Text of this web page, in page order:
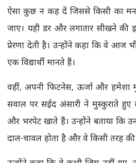
ऐसा कुछ न कह दें जिससे किसी का मन
जाए। यही डर और लगातार सीखने की
प्रेरणा देती है। उन्होंने कहा कि वे आज
एक विद्यार्थी मानते हैं।
वहीं, अपनी फिटनेस, ऊर्जा और हमेशा
सवाल पर सईद अंसारी ने मुस्कुराते
और भरपेट खाते हैं। उन्होंने बताया
दाल-चावल होता है और वे किसी तरह की